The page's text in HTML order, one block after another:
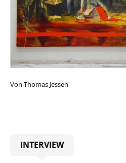
Von Thomas Jessen
INTERVIEW